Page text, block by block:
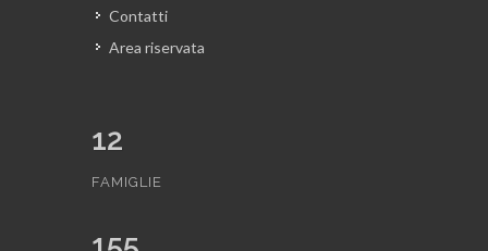
Contatti
Area riservata
12
FAMIGLIE